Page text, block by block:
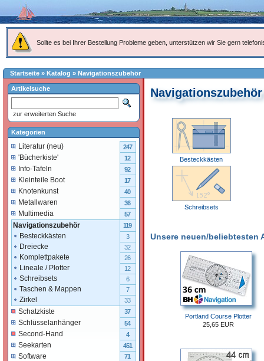
Sollte es bei Ihrer Bestellung Probleme geben, unterstützen wir Sie gern
Startseite » Katalog » Navigationszubehör
Navigationszubehör
Besteckkästen
Schreibsets
Unsere neuen/beliebtesten
Portland Course Plotter
25,65 EUR
Artikelsuche
zur erweiterten Suche
Kategorien
Literatur (neu) 247
'Bücherkiste' 12
Info-Tafeln 92
Kleinteile Boot 17
Knotenkunst 40
Metallwaren 36
Multimedia 57
Navigationszubehör 119
Besteckkästen 3
Dreiecke 32
Komplettpakete 26
Lineale / Plotter 12
Schreibsets 6
Taschen & Mappen 7
Zirkel 33
Schatzkiste 37
Schlüsselanhänger 54
Second-Hand 4
Seekarten 451
Software 71